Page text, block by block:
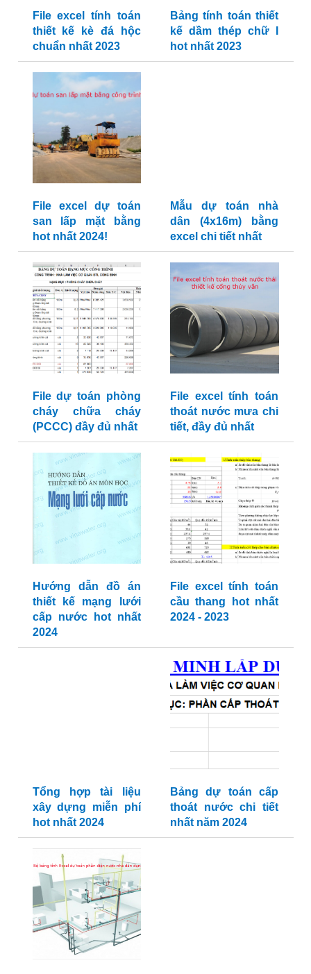
File excel tính toán
thiết kế kè đá hộc
chuẩn nhất 2023
Bảng tính toán thiết
kế dầm thép chữ I
hot nhất 2023
File excel dự toán
san lấp mặt bằng
hot nhất 2024!
Mẫu dự toán nhà
dân (4x16m) bằng
excel chi tiết nhất
File dự toán phòng
cháy chữa cháy
(PCCC) đầy đủ nhất
File excel tính toán
thoát nước mưa chi
tiết, đầy đủ nhất
Hướng dẫn đồ án
thiết kế mạng lưới
cấp nước hot nhất
2024
File excel tính toán
cầu thang hot nhất
2024 - 2023
Tổng hợp tài liệu
xây dựng miễn phí
hot nhất 2024
Bảng dự toán cấp
thoát nước chi tiết
nhất năm 2024